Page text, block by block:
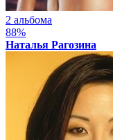
2 альбома
88%
Наталья Рагозина